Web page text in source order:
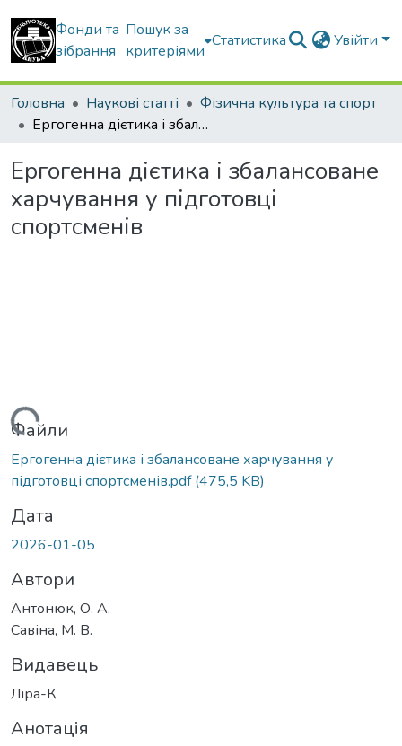
Фонди та
зібрання
Пошук за
критеріями
Статистика Увійти
Головна Наукові статті
Фізична культура та спорт
Ергогенна дієтика і збалансоване харчування у підготовці спортсменів
Ергогенна дієтика і збалансоване
харчування у підготовці
спортсменів
Вантажиться...
Файли
Ергогенна дієтика і збалансоване харчування у
підготовці спортсменів.pdf(475,5 KB)
Дата
2026-01-05
Автори
Антонюк, О. А.
Савіна, М. В.
Видавець
Ліра-К
Анотація